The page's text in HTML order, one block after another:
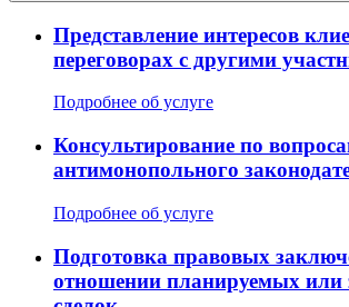
Представление интересов
переговорах с другими
Подробнее об услуге
Консультирование по
антимонопольного
Подробнее об услуге
Подготовка правовых
отношении планируемых или